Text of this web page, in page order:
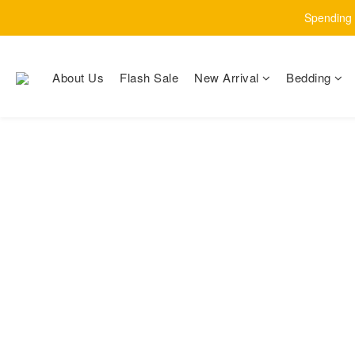
About Us Flash Sale New Arrival Bedding